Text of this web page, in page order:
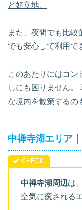
と好立地。
また、夜間でも比較
でも安心して利用で
このあたりにはコン
しにも困りません。
な境内を散策するの
中禅寺湖エリア
中禅寺湖周辺は
空気に癒される